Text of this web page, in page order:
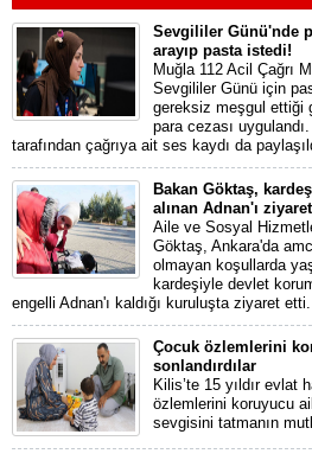
Sevgililer Günü'nde
arayıp pasta istedi!
Muğla 112 Acil Çağrı
Sevgililer Günü için
gereksiz meşgul ettiği
para cezası
tarafından çağrıya ait ses kaydı da
Bakan Göktaş,
alınan Adnan'ı
Aile ve Sosyal
Göktaş, Ankara'da
olmayan koşullarda
kardeşiyle devlet
engelli Adnan'ı kaldığı kuruluşta ziyaret etti.
Çocuk özlemlerini
sonlandırdılar
Kilis’te 15 yıldır evlat
özlemlerini koruyucu
sevgisini tatmanın